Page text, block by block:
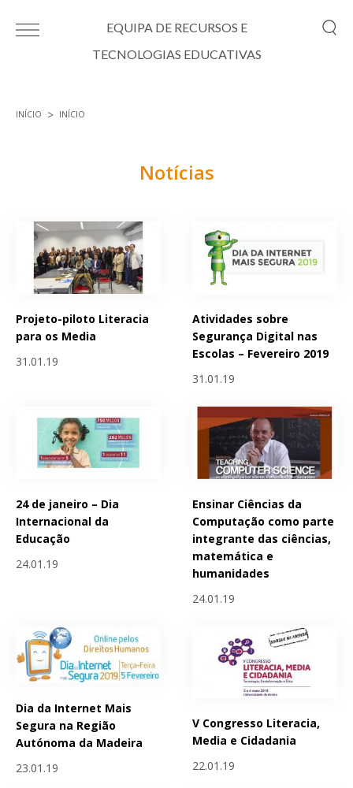
EQUIPA DE RECURSOS E
TECNOLOGIAS EDUCATIVAS
INÍCIO INÍCIO
Notícias
Projeto-piloto Literacia
para os Media
31.01.19
Atividades sobre
Segurança Digital nas
Escolas – Fevereiro 2019
31.01.19
24 de janeiro – Dia
Internacional da
Educação
24.01.19
Ensinar Ciências da
Computação como parte
integrante das ciências,
matemática e
humanidades
24.01.19
Dia da Internet Mais
Segura na Região
Autónoma da Madeira
23.01.19
V Congresso Literacia,
Media e Cidadania
22.01.19
Páginas